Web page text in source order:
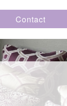
Contact